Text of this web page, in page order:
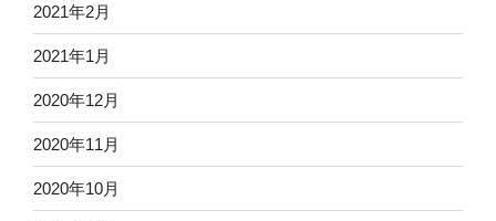
2021年2月
2021年1月
2020年12月
2020年11月
2020年10月